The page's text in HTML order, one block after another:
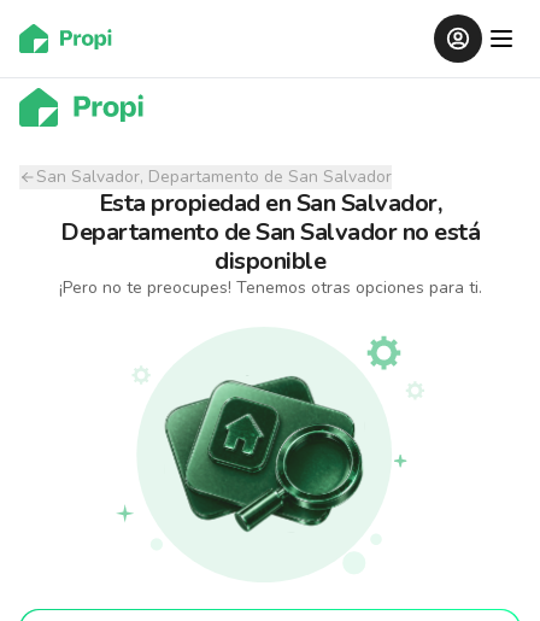
San Salvador, Departamento de San Salvador
Esta propiedad enSan Salvador,
Departamento de San Salvador no está
disponible
¡Pero no te preocupes! Tenemos otras opciones para ti.